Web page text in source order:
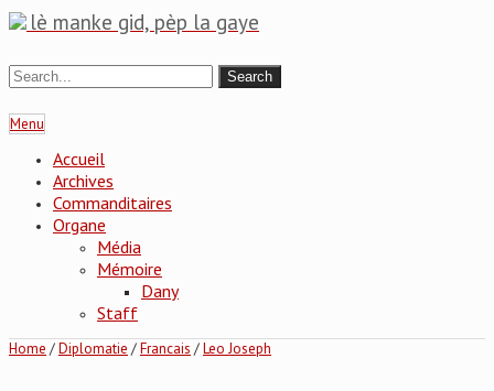
lè manke gid, pèp la gaye
Menu
Accueil
Archives
Commanditaires
Organe
Média
Mémoire
Dany
Staff
Home /Diplomatie /Francais /Leo Joseph